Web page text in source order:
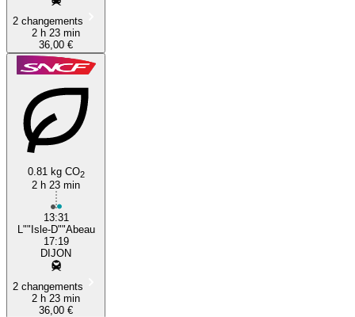
2 changements
2 h 23 min
36,00 €
0.81 kg CO2
2 h 23 min
13:31
L""Isle-D""Abeau
17:19
DIJON
2 changements
2 h 23 min
36,00 €